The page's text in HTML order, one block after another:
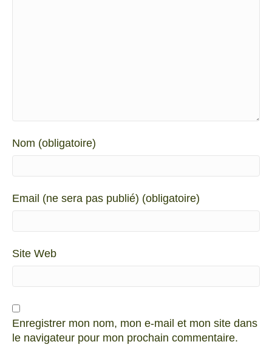
Nom (obligatoire)
Email (ne sera pas publié) (obligatoire)
Site Web
Enregistrer mon nom, mon e-mail et mon site dans
le navigateur pour mon prochain commentaire.